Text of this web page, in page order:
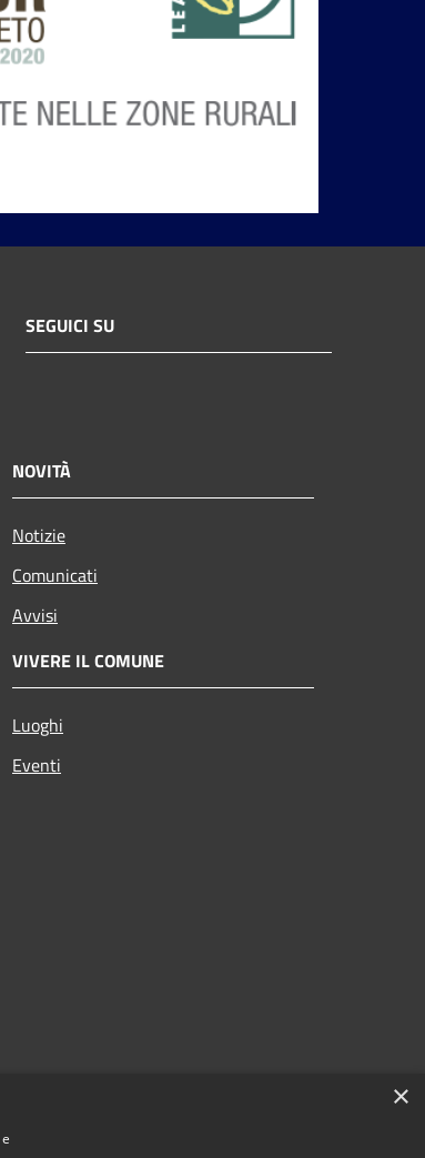
SEGUICI SU
NOVITÀ
Notizie
Comunicati
Avvisi
VIVERE IL COMUNE
Luoghi
Eventi
×